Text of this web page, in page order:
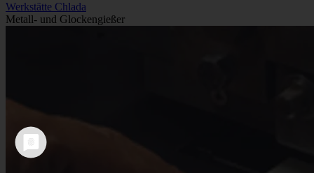
Werkstätte Chlada
Metall- und Glockengießer